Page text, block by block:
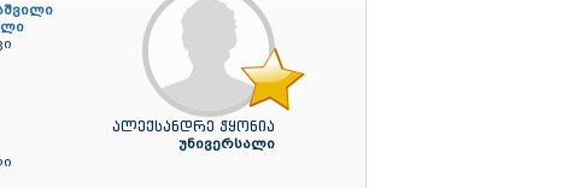
ალექსანდრე ჭყონია
უნივერსალი